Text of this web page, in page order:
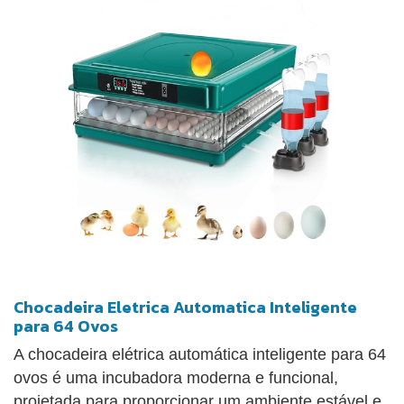
abrir a incubadora.
Chocadeira Eletrica Automatica Inteligente
para 64 Ovos
A chocadeira elétrica automática inteligente para 64
ovos é uma incubadora moderna e funcional,